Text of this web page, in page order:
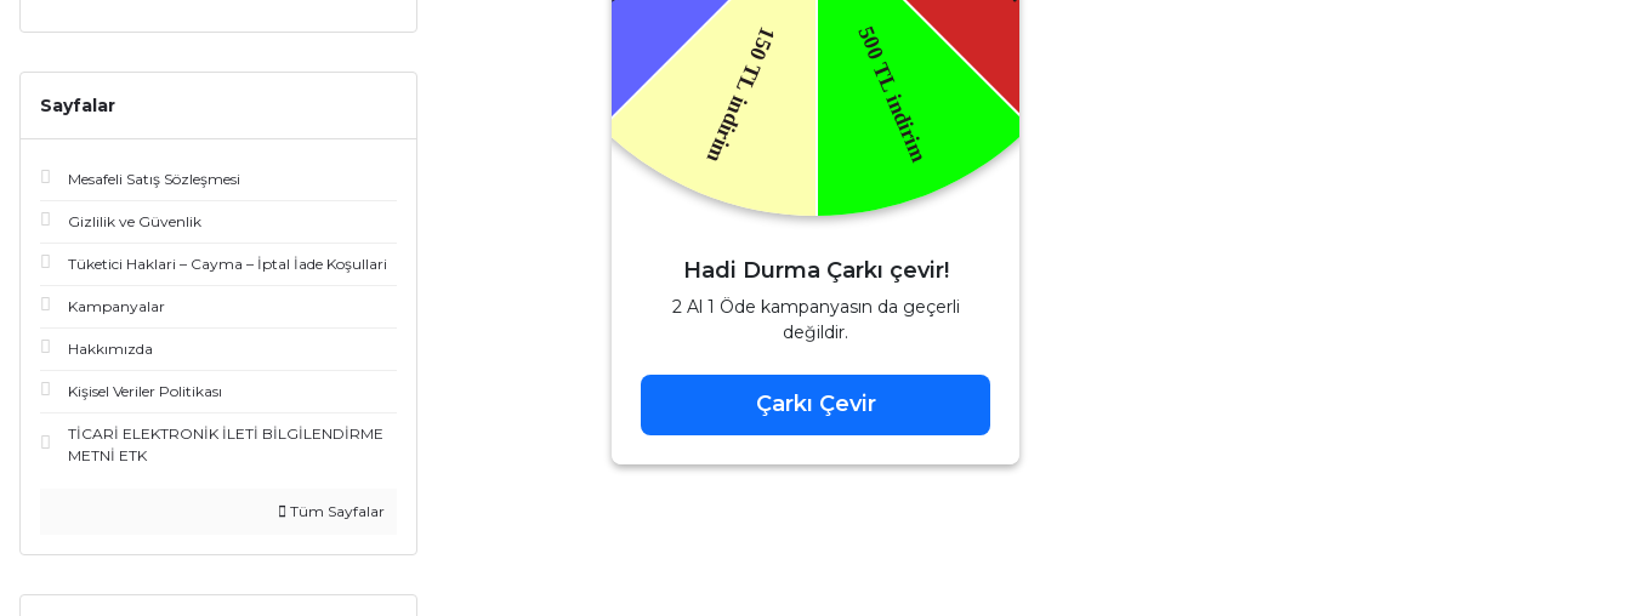
Sayfalar
Mesafeli Satış Sözleşmesi
Gizlilik ve Güvenlik
Tüketici Haklari – Cayma – İptal İade Koşullari
Kampanyalar
Hakkımızda
Kişisel Veriler Politikası
TİCARİ ELEKTRONİK İLETİ BİLGİLENDİRME
METNİ ETK
Tüm Sayfalar
Hadi Durma Çarkı çevir!
2 Al 1 Öde kampanyasın da geçerli
değildir.
Çarkı Çevir